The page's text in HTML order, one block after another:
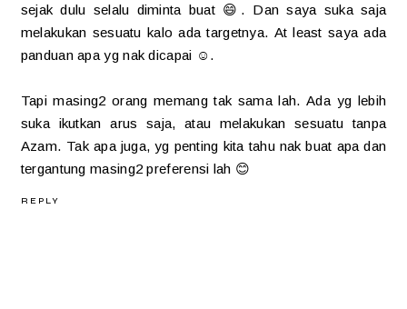
sejak dulu selalu diminta buat 😄. Dan saya suka saja
melakukan sesuatu kalo ada targetnya. At least saya ada
panduan apa yg nak dicapai ☺️.
Tapi masing2 orang memang tak sama lah. Ada yg lebih
suka ikutkan arus saja, atau melakukan sesuatu tanpa
Azam. Tak apa juga, yg penting kita tahu nak buat apa dan
tergantung masing2 preferensi lah 😊
REPLY